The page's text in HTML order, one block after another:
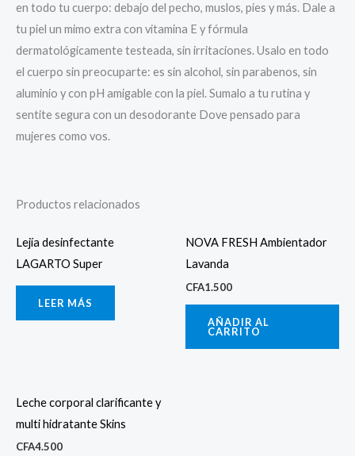
en todo tu cuerpo: debajo del pecho, muslos, pies y más. Dale a
tu piel un mimo extra con vitamina E y fórmula
dermatológicamente testeada, sin irritaciones. Usalo en todo
el cuerpo sin preocuparte: es sin alcohol, sin parabenos, sin
aluminio y con pH amigable con la piel. Sumalo a tu rutina y
sentite segura con un desodorante Dove pensado para
mujeres como vos.
Productos relacionados
Lejía desinfectante
LAGARTO Super
LEER MÁS
NOVA FRESH Ambientador
Lavanda
CFA1.500
AÑADIR AL
CARRITO
Leche corporal clarificante y
multi hidratante Skins
CFA4.500